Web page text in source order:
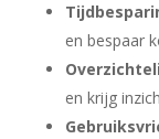
en bespaar
en krijg